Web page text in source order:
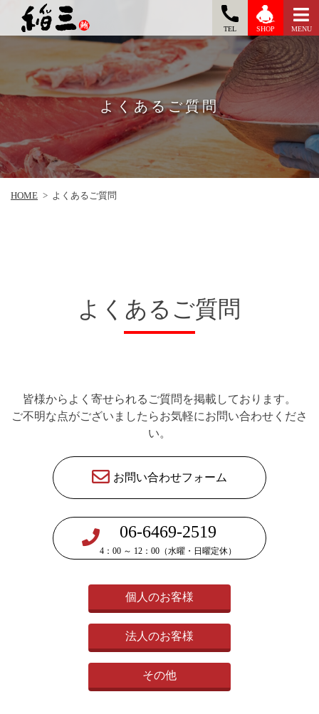
MENU
TEL SHOP
よくあるご質問
HOME > よくあるご質問
よくあるご質問
皆様からよく寄せられるご質問を掲載しております。
ご不明な点がございましたらお気軽にお問い合わせくださ
い。
お問い合わせフォーム
06-6469-2519
4：00 ～ 12：00（水曜・日曜定休）
個人のお客様
法人のお客様
その他